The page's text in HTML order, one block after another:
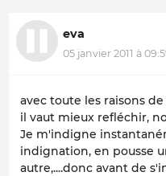
eva
05 janvier 2011 à
avec toute les raisons
il vaut mieux refléchir,
Je m'indigne
indignation, en pousse
autre,....donc avant de